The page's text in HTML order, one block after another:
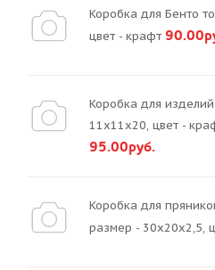
Коробка для Бенто
цвет - крафт
Коробка для
11х11х20, цвет -
95.00руб.
Коробка для
размер - 30х20х2,5,